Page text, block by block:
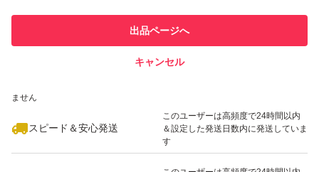
での取引実績があります
ません
スピード＆安心発送
このユーザーは高頻度で24時間以内
＆設定した発送日数内に発送していま
す
出品ページへ
キャンセル